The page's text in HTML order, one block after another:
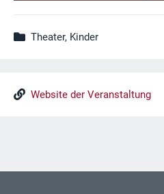
Theater, Kinder
Website der Veranstaltung